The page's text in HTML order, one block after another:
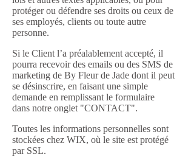
protéger ou défendre ses droits ou ceux de
ses employés, clients ou toute autre
personne.
Si le Client l’a préalablement accepté, il
pourra recevoir des emails ou des SMS de
marketing de By Fleur de Jade dont il peut
se désinscrire, en faisant une simple
demande en remplissant le formulaire
dans notre onglet "CONTACT".
Toutes les informations personnelles sont
stockées chez WIX, où le site est protégé
par SSL.